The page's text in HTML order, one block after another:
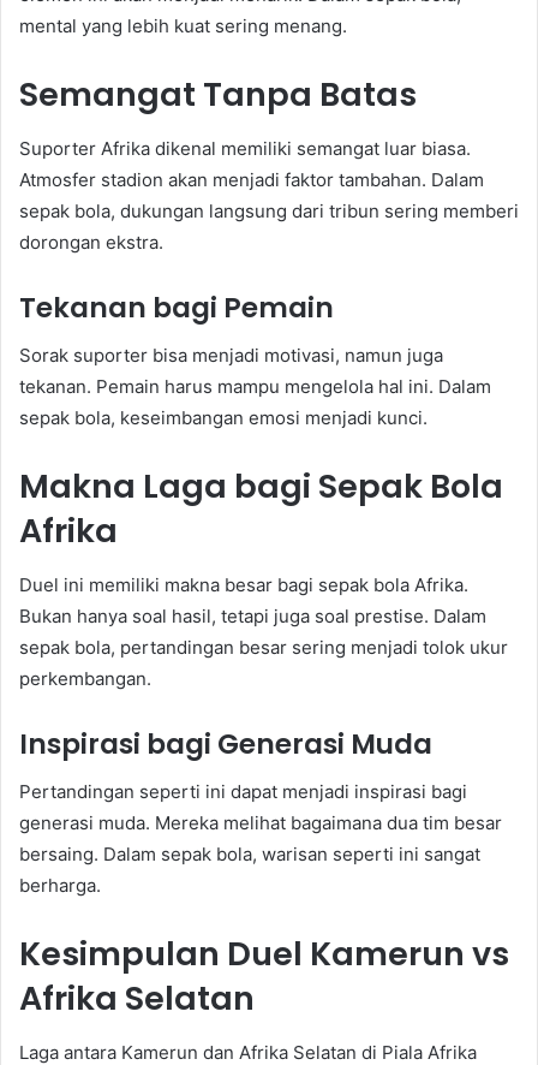
mental yang lebih kuat sering menang.
Semangat Tanpa Batas
Suporter Afrika dikenal memiliki semangat luar biasa.
Atmosfer stadion akan menjadi faktor tambahan. Dalam
sepak bola, dukungan langsung dari tribun sering memberi
dorongan ekstra.
Tekanan bagi Pemain
Sorak suporter bisa menjadi motivasi, namun juga
tekanan. Pemain harus mampu mengelola hal ini. Dalam
sepak bola, keseimbangan emosi menjadi kunci.
Makna Laga bagi Sepak Bola
Afrika
Duel ini memiliki makna besar bagi sepak bola Afrika.
Bukan hanya soal hasil, tetapi juga soal prestise. Dalam
sepak bola, pertandingan besar sering menjadi tolok ukur
perkembangan.
Inspirasi bagi Generasi Muda
Pertandingan seperti ini dapat menjadi inspirasi bagi
generasi muda. Mereka melihat bagaimana dua tim besar
bersaing. Dalam sepak bola, warisan seperti ini sangat
berharga.
Kesimpulan Duel Kamerun vs
Afrika Selatan
Laga antara Kamerun dan Afrika Selatan di Piala Afrika